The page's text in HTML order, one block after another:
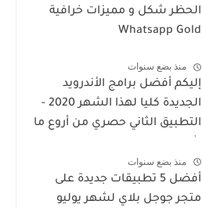
الحظر شكل و مميزات خرافية
Whatsapp Gold
منذ بضع سنوات
إليكم أفضل برامج الأندرويد
الجديدة كليا لهذا الشهر 2020 -
التطبيق الثاني حصري من أروع ما
منذ بضع سنوات
أفضل 5 تطبيقات جديدة على
متجر جوجل بلاي لشهر يوليو